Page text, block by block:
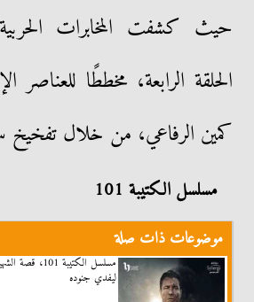
حيث كشفت المخابرات
الحلقة الرابعة، مخططًا للعناصر
كمين الرفاعي، من خلال تفخيخ
مسلسل الكتيبة 101
موضوعات ذات صلة
مسلسل الكتيبة
ليفدي جنوده